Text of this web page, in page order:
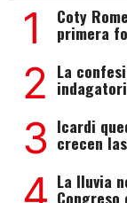
1 Coty
primera
2 La
3 Icardi
crecen
4 La lluvia